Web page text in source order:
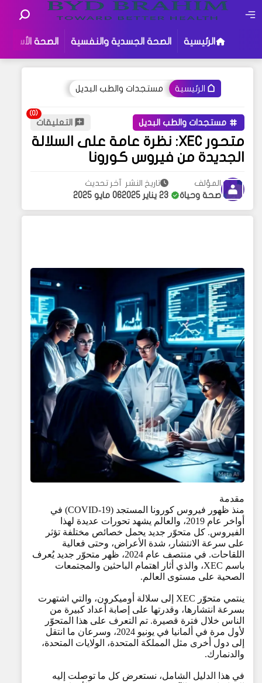
الرئيسية الصحة الجسدية والنفسية الصحة الأسرية
الرئيسية مستجدات والطب البديل
مستجدات والطب البديل التعليقات
متحور XEC: نظرة عامة على السلالة
الجديدة من فيروس كورونا
المؤلف
صحة وحياة
تاريخ النشر
23 يناير 2025
آخر تحديث
06 مايو 2025
مقدمة
منذ ظهور فيروس كورونا المستجد (COVID-19) في
أواخر عام 2019، والعالم يشهد تحورات عديدة لهذا
الفيروس. كل متحوّر جديد يحمل خصائص مختلفة تؤثر
على سرعة الانتشار، شدة الأعراض، وحتى فعالية
اللقاحات. في منتصف عام 2024، ظهر متحوّر جديد يُعرف
باسم XEC، والذي أثار اهتمام الباحثين والمجتمعات
الصحية على مستوى العالم.
ينتمي متحوّر XEC إلى سلالة أوميكرون، والتي اشتهرت
بسرعة انتشارها، وقدرتها على إصابة أعداد كبيرة من
الناس خلال فترة قصيرة. تم التعرف على هذا المتحوّر
لأول مرة في ألمانيا في يونيو 2024، وسرعان ما انتقل
إلى دول أخرى مثل المملكة المتحدة، الولايات المتحدة،
والدنمارك.
في هذا الدليل الشامل، نستعرض كل ما توصلت إليه